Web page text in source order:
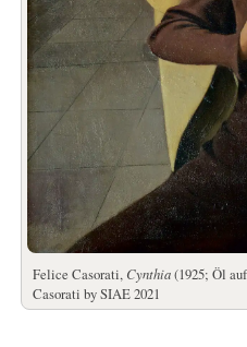
Felice Casorati, Cynthia(1925; Öl
Casorati by SIAE 2021